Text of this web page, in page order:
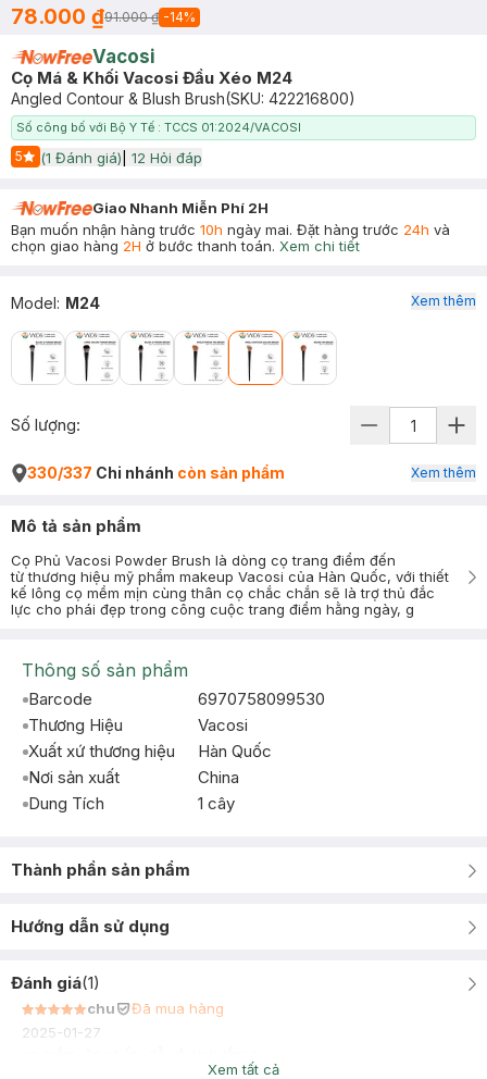
78.000 ₫91.000 ₫ -14%
Vacosi
Cọ Má & Khối Vacosi Đầu Xéo M24
Angled Contour & Blush Brush(SKU: 422216800)
Số công bố với Bộ Y Tế : TCCS 01:2024/VACOSI
5
Start Icon
(1 Đánh giá) 12 Hỏi đáp
Giao Nhanh Miễn Phí 2H
Bạn muốn nhận hàng trước 10h ngày mai. Đặt hàng trước 24h và
chọn giao hàng 2H ở bước thanh toán. Xem chi tiết
Model: M24 Xem thêm
Số lượng:
330/337 Chi nhánh còn sản phẩm Xem thêm
Mô tả sản phẩm
Cọ Phủ Vacosi Powder Brush là dòng cọ trang điểm đến
từ thương hiệu mỹ phẩm makeup Vacosi của Hàn Quốc, với thiết
kế lông cọ mềm mịn cùng thân cọ chắc chắn sẽ là trợ thủ đắc
lực cho phái đẹp trong công cuộc trang điểm hằng ngày, g
Thông số sản phẩm
Barcode
6970758099530
Thương Hiệu
Vacosi
Xuất xứ thương hiệu
Hàn Quốc
Nơi sản xuất
China
Dung Tích
1 cây
Thành phần sản phẩm
Hướng dẫn sử dụng
Đánh giá(1)
chu
Đã mua hàng
2025-01-27
Xem tất cả